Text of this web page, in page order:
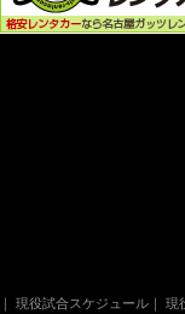
｜ 現役試合スケジュール ｜ 現